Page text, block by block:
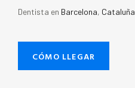
Dentista en Barcelona, Cataluña
CÓMO LLEGAR